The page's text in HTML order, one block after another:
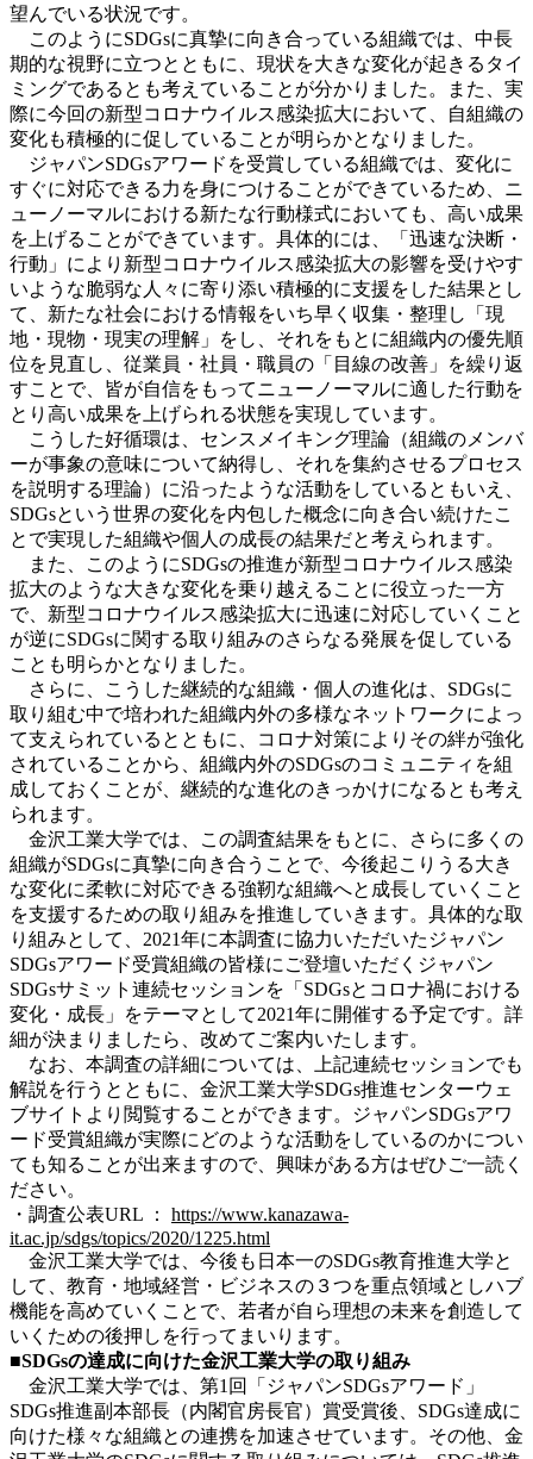
望んでいる状況です。
このようにSDGsに真摯に向き合っている組織では、中長
期的な視野に立つとともに、現状を大きな変化が起きるタイ
ミングであるとも考えていることが分かりました。また、実
際に今回の新型コロナウイルス感染拡大において、自組織の
変化も積極的に促していることが明らかとなりました。
ジャパンSDGsアワードを受賞している組織では、変化に
すぐに対応できる力を身につけることができているため、ニ
ューノーマルにおける新たな行動様式においても、高い成果
を上げることができています。具体的には、「迅速な決断・
行動」により新型コロナウイルス感染拡大の影響を受けやす
いような脆弱な人々に寄り添い積極的に支援をした結果とし
て、新たな社会における情報をいち早く収集・整理し「現
地・現物・現実の理解」をし、それをもとに組織内の優先順
位を見直し、従業員・社員・職員の「目線の改善」を繰り返
すことで、皆が自信をもってニューノーマルに適した行動を
とり高い成果を上げられる状態を実現しています。
こうした好循環は、センスメイキング理論（組織のメンバ
ーが事象の意味について納得し、それを集約させるプロセス
を説明する理論）に沿ったような活動をしているともいえ、
SDGsという世界の変化を内包した概念に向き合い続けたこ
とで実現した組織や個人の成長の結果だと考えられます。
また、このようにSDGsの推進が新型コロナウイルス感染
拡大のような大きな変化を乗り越えることに役立った一方
で、新型コロナウイルス感染拡大に迅速に対応していくこと
が逆にSDGsに関する取り組みのさらなる発展を促している
ことも明らかとなりました。
さらに、こうした継続的な組織・個人の進化は、SDGsに
取り組む中で培われた組織内外の多様なネットワークによっ
て支えられているとともに、コロナ対策によりその絆が強化
されていることから、組織内外のSDGsのコミュニティを組
成しておくことが、継続的な進化のきっかけになるとも考え
られます。
金沢工業大学では、この調査結果をもとに、さらに多くの
組織がSDGsに真摯に向き合うことで、今後起こりうる大き
な変化に柔軟に対応できる強靭な組織へと成長していくこと
を支援するための取り組みを推進していきます。具体的な取
り組みとして、2021年に本調査に協力いただいたジャパン
SDGsアワード受賞組織の皆様にご登壇いただくジャパン
SDGsサミット連続セッションを「SDGsとコロナ禍における
変化・成長」をテーマとして2021年に開催する予定です。詳
細が決まりましたら、改めてご案内いたします。
なお、本調査の詳細については、上記連続セッションでも
解説を行うとともに、金沢工業大学SDGs推進センターウェ
ブサイトより閲覧することができます。ジャパンSDGsアワ
ード受賞組織が実際にどのような活動をしているのかについ
ても知ることが出来ますので、興味がある方はぜひご一読く
ださい。
・調査公表URL ： https://www.kanazawa-
it.ac.jp/sdgs/topics/2020/1225.html
金沢工業大学では、今後も日本一のSDGs教育推進大学と
して、教育・地域経営・ビジネスの３つを重点領域としハブ
機能を高めていくことで、若者が自ら理想の未来を創造して
いくための後押しを行ってまいります。
■SDGsの達成に向けた金沢工業大学の取り組み
金沢工業大学では、第1回「ジャパンSDGsアワード」
SDGs推進副本部長（内閣官房長官）賞受賞後、SDGs達成に
向けた様々な組織との連携を加速させています。その他、金